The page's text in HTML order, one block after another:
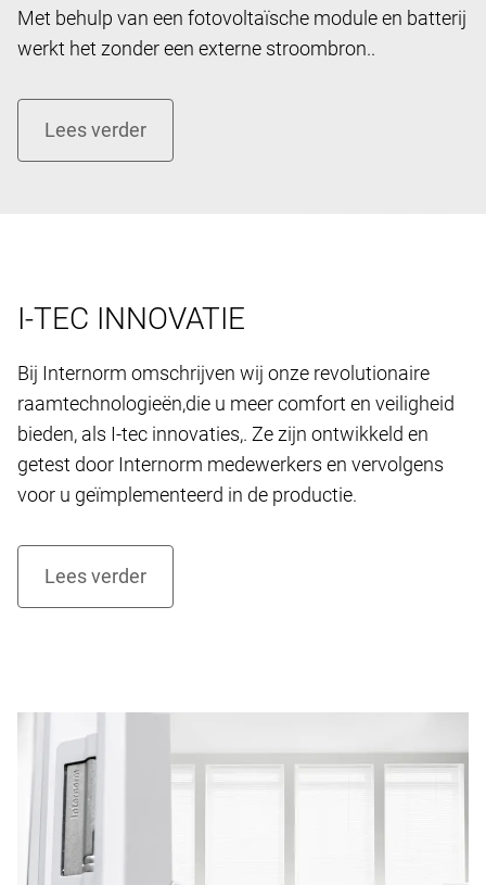
Met behulp van een fotovoltaïsche module en batterij
werkt het zonder een externe stroombron..
I-TEC INNOVATIE
Bij Internorm omschrijven wij onze revolutionaire
raamtechnologieën,die u meer comfort en veiligheid
bieden, als I-tec innovaties,. Ze zijn ontwikkeld en
getest door Internorm medewerkers en vervolgens
voor u geïmplementeerd in de productie.